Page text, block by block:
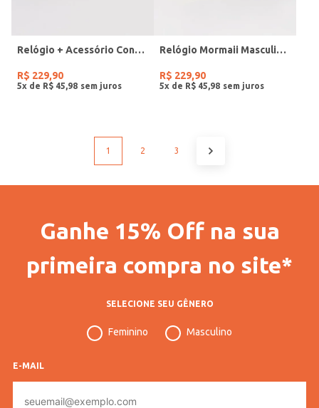
Relógio + Acessório Condor Feminino PRATA
R$ 229,90
5x de R$ 45 98
Relógio Mormaii Masculino PRETO
R$ 229,90
5x de R$ 45 98
1 2 3
Ganhe 15% Off na sua
primeira compra no site*
SELECIONE SEU GÊNERO
Feminino Masculino
E-MAIL
mail